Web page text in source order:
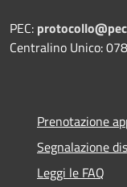
PEC:
Centralino Unico:
Prenotazione
Segnalazione
Leggi le FAQ